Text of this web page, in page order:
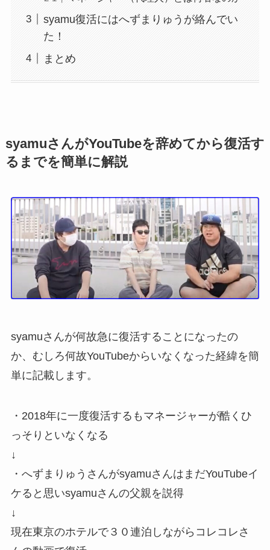
syamu復活にはへずまりゅうが絡んでい
た！
まとめ
syamuさんがYouTubeを辞めてから復活す
るまでを簡単に解説
syamuさんが何故急に復活することになったの
か、むしろ何故YouTubeからいなくなった経緯を簡
単に記載します。
・2018年に一度復活するもマネージャーが酷くひ
っそりといなくなる
↓
・へずまりゅうさんがsyamuさんはまだYouTubeイ
ケると思いsyamuさんの父親を説得
↓
現在東京のホテルで３０連泊しながらコレコレさ